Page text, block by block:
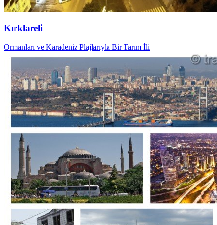
Kırklareli
Ormanları ve Karadeniz Plajlarıyla Bir Tarım İli